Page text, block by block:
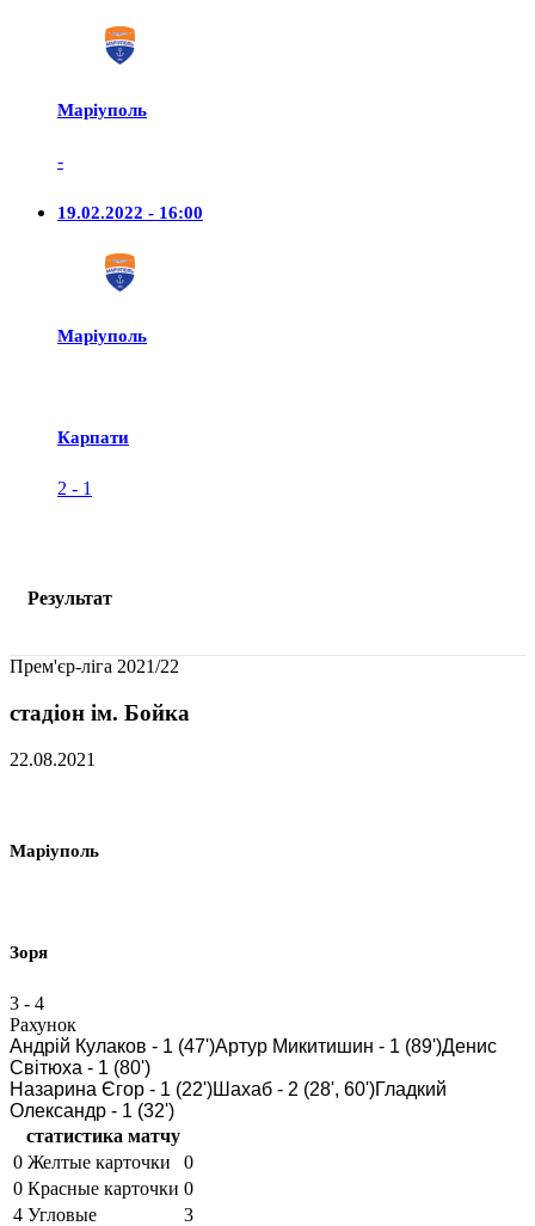
Маріуполь
-
19.02.2022 - 16:00
Маріуполь
Карпати
2 - 1
Результат
Прем'єр-ліга 2021/22
стадіон ім. Бойка
22.08.2021
Маріуполь
Зоря
3 - 4
Рахунок
Андрій Кулаков - 1 (47')Артур Микитишин - 1 (89')Денис
Світюха - 1 (80')
Назарина Єгор - 1 (22')Шахаб - 2 (28', 60')Гладкий
Олександр - 1 (32')
статистика матчу
0 Желтые карточки
0
0 Красные карточки 0
4 Угловые 3